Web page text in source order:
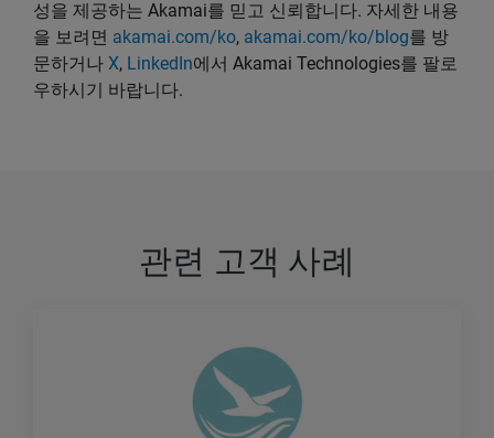
성을 제공하는 Akamai를 믿고 신뢰합니다. 자세한 내용
을 보려면 akamai.com/ko, akamai.com/ko/blog를 방
문하거나 X, LinkedIn에서 Akamai Technologies를 팔로
우하시기 바랍니다.
관련 고객 사례